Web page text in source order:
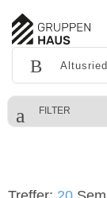
FILTER